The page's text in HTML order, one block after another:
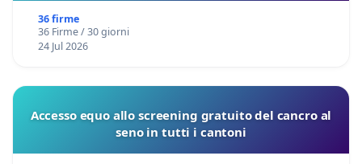
36 firme
36 Firme / 30 giorni
24 Jul 2026
Accesso equo allo screening gratuito del cancro al
seno in tutti i cantoni